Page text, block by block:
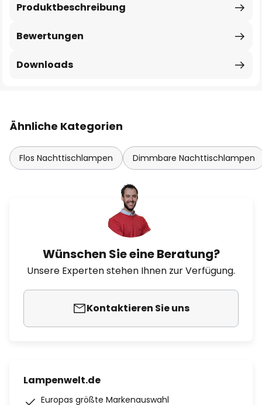
Produktbeschreibung
Bewertungen
Downloads
Ähnliche Kategorien
Flos Nachttischlampen Dimmbare Nachttischlampen
Wünschen Sie eine Beratung?
Unsere Experten stehen Ihnen zur Verfügung.
Kontaktieren Sie uns
Lampenwelt.de
Europas größte Markenauswahl